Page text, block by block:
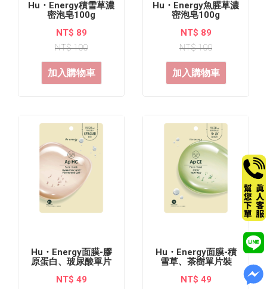
Hu・Energy積雪草濃
密泡皂100g
NT$ 89
NT$ 100
加入購物車
Hu・Energy魚腥草濃
密泡皂100g
NT$ 89
NT$ 100
加入購物車
Hu・Energy面膜-膠
原蛋白、玻尿酸單片
NT$ 49
Hu・Energy面膜-積
雪草、茶樹單片裝
NT$ 49